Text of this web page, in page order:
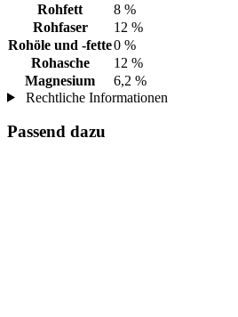
Rohfett
8 %
Rohfaser
12 %
Rohöle und -fette0 %
Rohasche
12 %
Magnesium
6,2 %
Rechtliche Informationen
Passend dazu